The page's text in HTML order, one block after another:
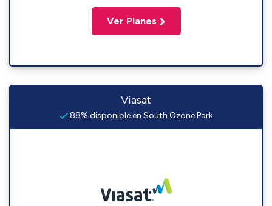
Ver Planes
Viasat
88% disponible en South Ozone Park